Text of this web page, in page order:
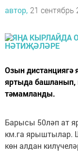
автор, 21 сентябрь
Озын дистанциягә
яртыда башланып,
тәмамланды.
Барысы 50ләп ат
км.га ярыштылар.
көн алдан